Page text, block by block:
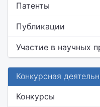
Патенты
Публикации
Участие в научных
Конкурсная
Конкурсы